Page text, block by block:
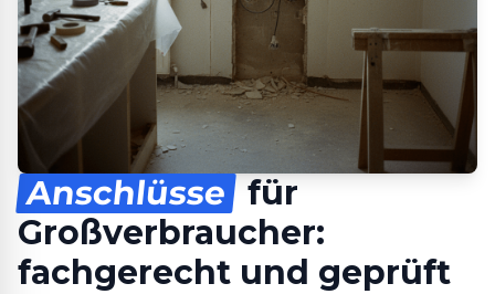
Anschlüsse für
Großverbraucher:
fachgerecht und geprüft